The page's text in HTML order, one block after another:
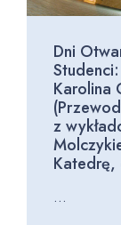
Dni
Karolina
z
...